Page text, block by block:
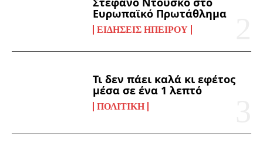
Ευρωπαϊκό Πρωτάθλημα
ΕΙΔΉΣΕΙΣ ΗΠΕΊΡΟΥ
Τι δεν πάει καλά κι εφέτος
μέσα σε ένα 1 λεπτό
ΠΟΛΙΤΙΚΉ